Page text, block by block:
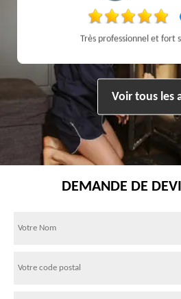
Très professionnel et fort
Voir tous les
DEMANDE DE